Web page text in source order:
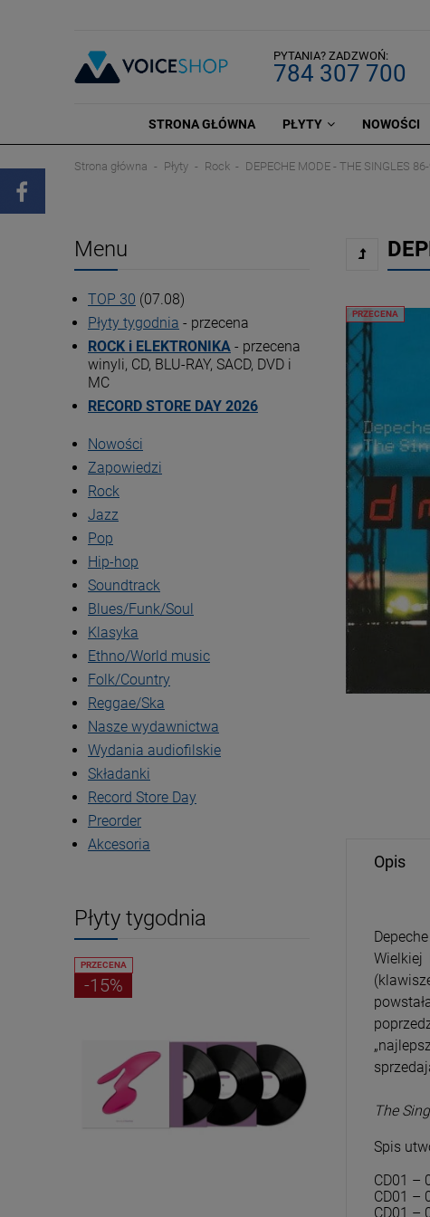
PYTANIA? ZADZWOŃ:
784 307 700
STRONA GŁÓWNA PŁYTY NOWOŚCI
Strona główna Płyty Rock DEPECHE MODE - THE SINGLES
Menu
TOP 30 (07.08)
Płyty tygodnia - przecena
ROCK i ELEKTRONIKA - przecena
winyli, CD, BLU-RAY, SACD, DVD i
MC
RECORD STORE DAY 2026
Nowości
Zapowiedzi
Rock
Jazz
Pop
Hip-hop
Soundtrack
Blues/Funk/Soul
Klasyka
Ethno/World music
Folk/Country
Reggae/Ska
Nasze wydawnictwa
Wydania audiofilskie
Składanki
Record Store Day
Preorder
Akcesoria
Płyty tygodnia
-15%
PRZECENA
PRZECENA
Opis
Wielkiej
The
Spis
CD01 –
CD01 –
CD01 –